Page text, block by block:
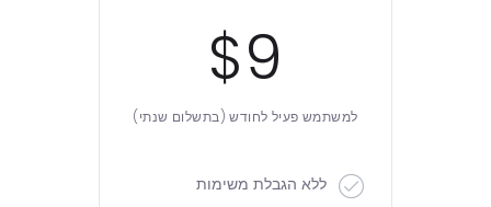
$9
למשתמש פעיל לחודש (בתשלום שנתי)
ללא הגבלת משימות